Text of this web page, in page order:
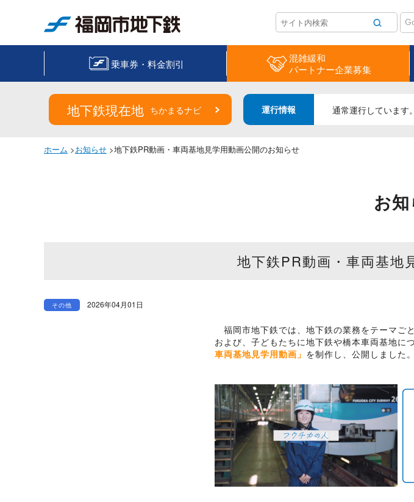
乗車券・料金割引
混雑緩和
パートナー企業募集
地下鉄現在地 ちかまるナビ 運行情報 通常運行しています。
ホーム >お知らせ >地下鉄PR動画・車両基地見学用動画公開のお知らせ
お
地下鉄PR動画・車両基地
その他 2026年04月01日
福岡市地下鉄では、地下鉄の業務をテーマご
および、 子どもたちに地下鉄や橋本車両基地に
車両基地見学用動画」 を制作し、公開しました。